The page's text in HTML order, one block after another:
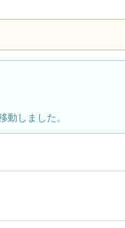
しました。